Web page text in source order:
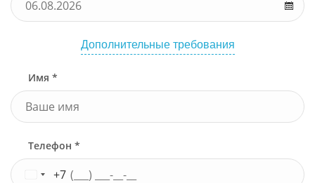
Дополнительные требования
Имя *
Телефон *
+7